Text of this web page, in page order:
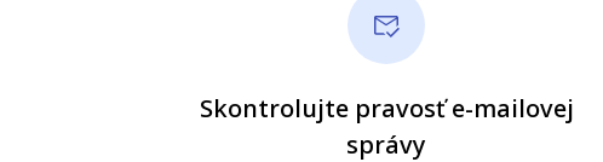
Skontrolujte pravosť e-mailovej
správy